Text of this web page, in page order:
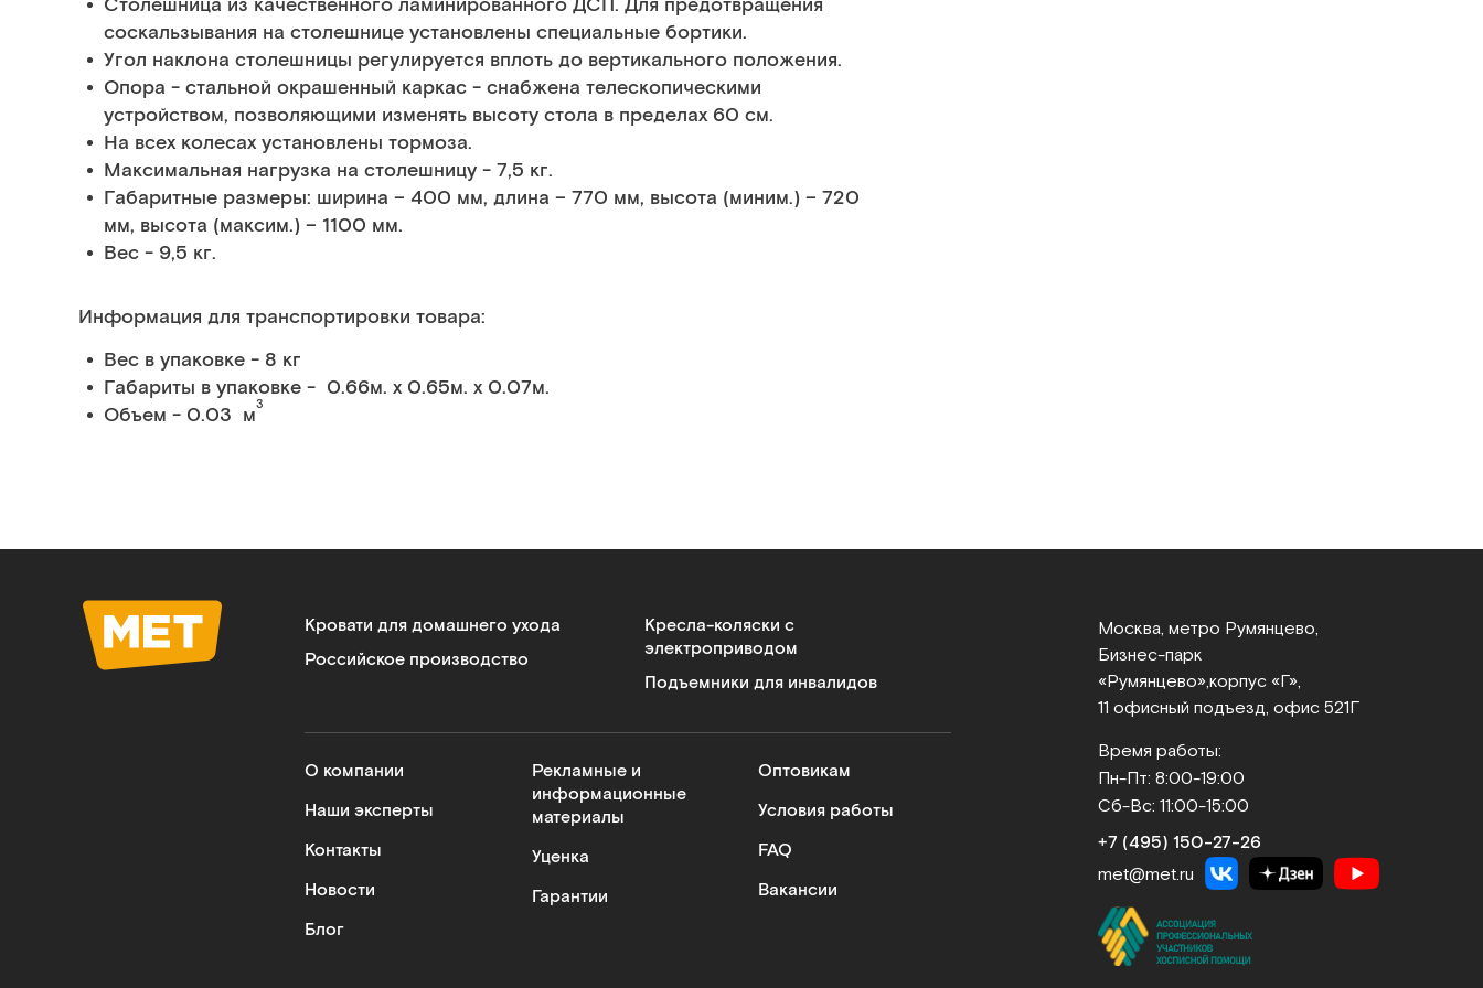
Столешница из качественного ламинированного ДСП. Для предотвращения
соскальзывания на столешнице установлены специальные бортики.
Угол наклона столешницы регулируется вплоть до вертикального положения.
Опора - стальной окрашенный каркас - снабжена телескопическими
устройством, позволяющими изменять высоту стола в пределах 60 см.
На всех колесах установлены тормоза.
Максимальная нагрузка на столешницу - 7,5 кг.
Габаритные размеры: ширина – 400 мм, длина – 770 мм, высота (миним.) – 720
мм, высота (максим.) – 1100 мм.
Вес - 9,5 кг.
Информация для транспортировки товара:
Вес в упаковке - 8 кг
Габариты в упаковке - 0.66м. x 0.65м. x 0.07м.
Объем - 0.03 м3
Кровати для домашнего ухода
Российское производство
Кресла-коляски с
электроприводом
Подъемники для инвалидов
О компании
Наши эксперты
Контакты
Новости
Блог
Рекламные и
информационные
материалы
Уценка
Гарантии
Оптовикам
Условия работы
FAQ
Вакансии
Москва, метро Румянцево,
Бизнес‑парк
«Румянцево», корпус «Г»,
11 офисный подъезд, офис 521Г
Время работы:
Пн-Пт: 8:00-19:00
Сб-Вс: 11:00-15:00
+7 (495) 150‑27‑26
met@met.ru